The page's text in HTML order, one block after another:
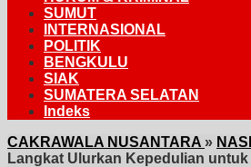
SUMUT
INTERNASIONAL
POLITIK
BENGKULU
SIAK
SUMATERA SELATAN
Indeks
CAKRAWALA NUSANTARA »
Langkat Ulurkan Kepedulian